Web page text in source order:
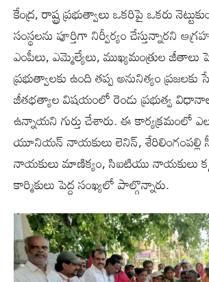
కేంద్ర, రాష్ట్ర ప్రభుత్వాలు ఒకరిపై ఒకరు
సంస్థలను పూర్తిగా నిర్వీర్యం చేస్తున్నారని
ఎంపీలు, ఎమ్మెల్యేలు, ముఖ్యమంత్రుల జీతాలు
ప్రభుత్వాలకు ఉంది తప్ప అనునిత్యం
జీతభత్యాల విషయంలో రెండు ప్రభుత్వ
ఉన్నాయని గుర్తు చేశారు. ఈ కార్యక్రమంలో
యూనియన్ నాయకులు లెనిన్,
నాయకులు మాణిక్యం, సిఐటియు నాయకులు
కార్మికులు పెద్ద సంఖ్యలో పాల్గొన్నారు.